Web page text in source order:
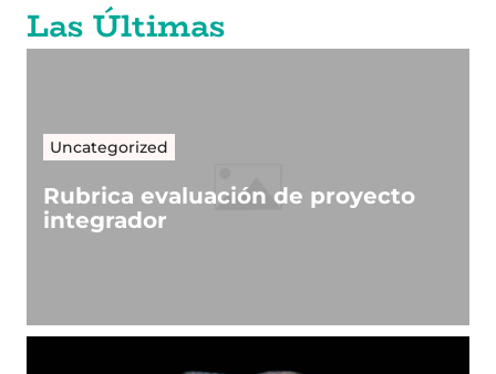
Las Últimas
Uncategorized
Rubrica evaluación de proyecto
integrador